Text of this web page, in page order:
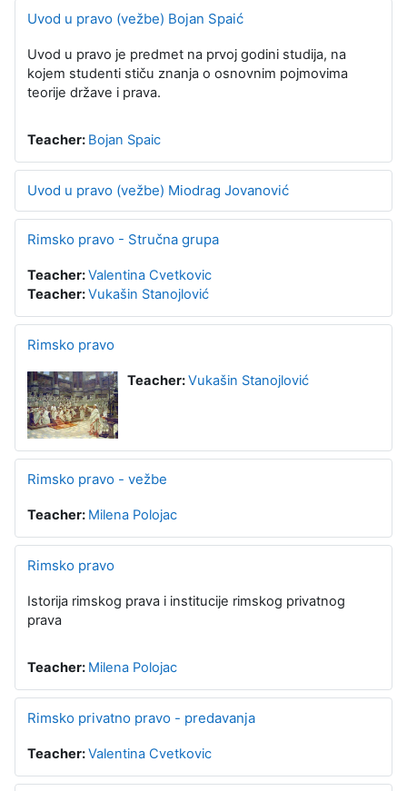
Uvod u pravo (vežbe) Bojan Spaić
Uvod u pravo je predmet na prvoj godini studija, na
kojem studenti stiču znanja o osnovnim pojmovima
teorije države i prava.
Teacher: Bojan Spaic
Uvod u pravo (vežbe) Miodrag Jovanović
Rimsko pravo - Stručna grupa
Teacher:Valentina Cvetkovic
Teacher:Vukašin Stanojlović
Rimsko pravo
Teacher:Vukašin Stanojlović
Rimsko pravo - vežbe
Teacher: Milena Polojac
Rimsko pravo
Istorija rimskog prava i institucije rimskog privatnog
prava
Teacher: Milena Polojac
Rimsko privatno pravo - predavanja
Teacher:Valentina Cvetkovic